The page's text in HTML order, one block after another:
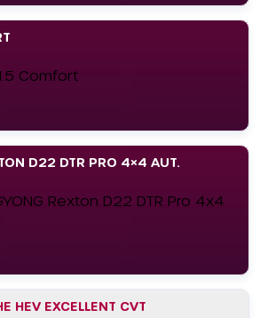
D22 DTR PRO 4×4 AUT.
HEV EXCELLENT CVT